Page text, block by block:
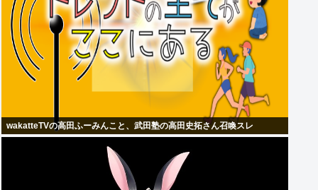
wakatteTVの高田ふーみんこと、武田塾の高田史拓さん召喚スレ